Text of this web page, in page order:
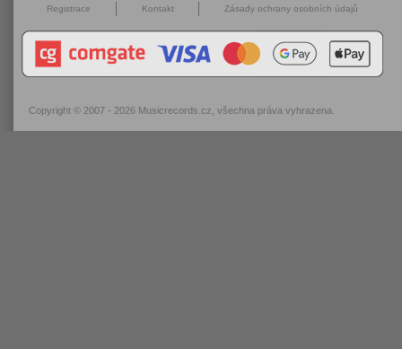
Registrace Kontakt Zásady ochrany osobních údajů
Copyright © 2007 - 2026 Musicrecords.cz , všechna práva vyhrazena.